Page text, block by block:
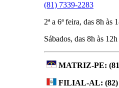
(81) 7339-2283
2ª a 6ª feira, das 8h às
Sábados, das 8h às 12h
MATRIZ-PE:
FILIAL-AL: (82)